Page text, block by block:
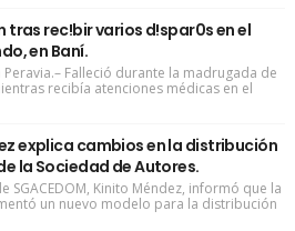
tras rec!bir varios d!spar0s en el
en Baní.
Falleció durante la madrugada de
recibía atenciones médicas en el
explica cambios en la distribución
la Sociedad de Autores.
SGACEDOM, Kinito Méndez, informó que la
un nuevo modelo para la distribución